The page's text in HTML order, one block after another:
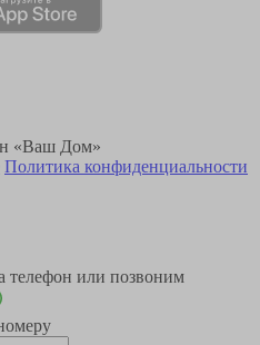
«Ваш Дом»
Политика конфиденциальности
телефон или позвоним